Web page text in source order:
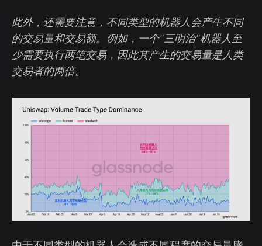
此外，还需要注意，不同类型的机器人会产生不同
的交易量和交易额。例如，一个"三明治"机器人至
少需要执行两笔交易，因此其产生的交易量是人类
交易者的两倍。